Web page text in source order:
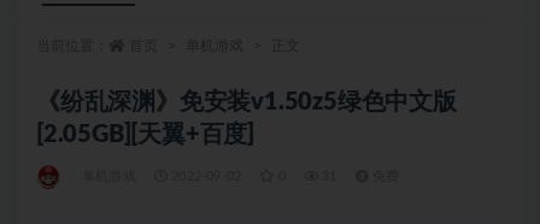
《纷乱深渊》免安装v1.50z5绿色中文版
[2.05GB][天翼+百度]